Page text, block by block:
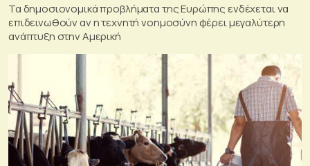
Τα δημοσιονομικά προβλήματα της Ευρώπης ενδέχεται να
επιδεινωθούν αν η τεχνητή νοημοσύνη φέρει μεγαλύτερη
ανάπτυξη στην Αμερική